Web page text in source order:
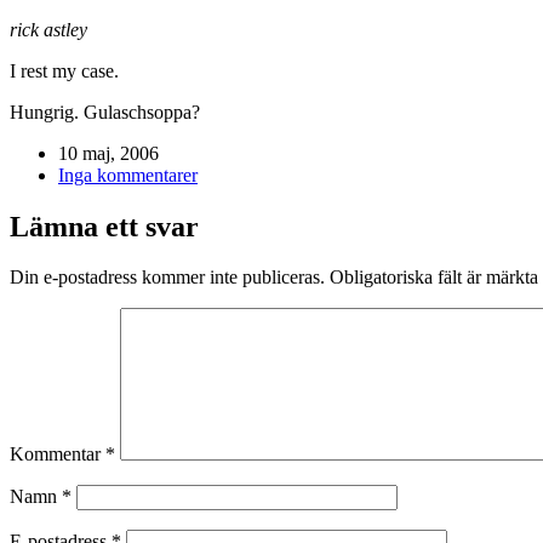
rick astley
I rest my case.
Hungrig. Gulaschsoppa?
10 maj, 2006
Inga kommentarer
Lämna ett svar
Din e-postadress kommer inte publiceras. Obligatoriska fält är märkta
Kommentar *
Namn *